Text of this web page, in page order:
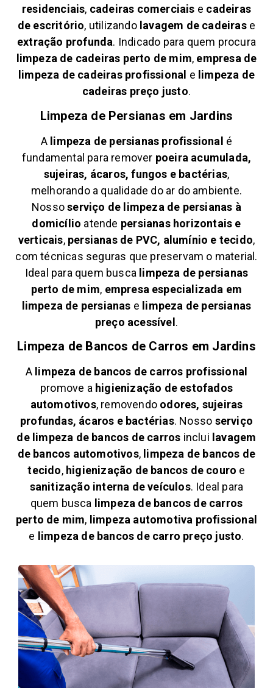
residenciais, cadeiras comerciais e cadeiras
de escritório, utilizando lavagem de cadeirase
extração profunda. Indicado para quem procura
limpeza de cadeiras perto de mim, empresa de
limpeza de cadeiras profissional e limpeza de
cadeiras preço justo.
Limpeza de Persianas em Jardins
A limpeza de persianas profissional é
fundamental para remover poeira acumulada,
sujeiras, ácaros, fungos e bactérias,
melhorando a qualidade do ar do ambiente.
Nossoserviço de limpeza de persianas à
domicílio atende persianas horizontais e
verticais, persianas de PVC, alumínio e tecido,
com técnicas seguras que preservam o material.
Ideal para quem busca limpeza de persianas
perto de mim, empresa especializada em
limpeza de persianas e limpeza de persianas
preço acessível.
Limpeza de Bancos de Carros em Jardins
A limpeza de bancos de carros profissional
promove a higienização de estofados
automotivos, removendo odores, sujeiras
profundas, ácaros e bactérias. Nosso serviço
de limpeza de bancos de carros inclui lavagem
de bancos automotivos, limpeza de bancos de
tecido, higienização de bancos de couro e
sanitização interna de veículos. Ideal para
quem busca limpeza de bancos de carros
perto de mim, limpeza automotiva profissional
e limpeza de bancos de carro preço justo.